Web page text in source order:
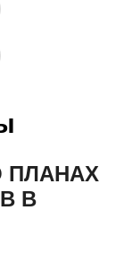
ПЛАНАХ
В